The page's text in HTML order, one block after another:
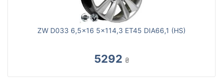
ZW D033 6,5x16 5x114,3 ET45 DIA66,1 (HS)
5292 ₴